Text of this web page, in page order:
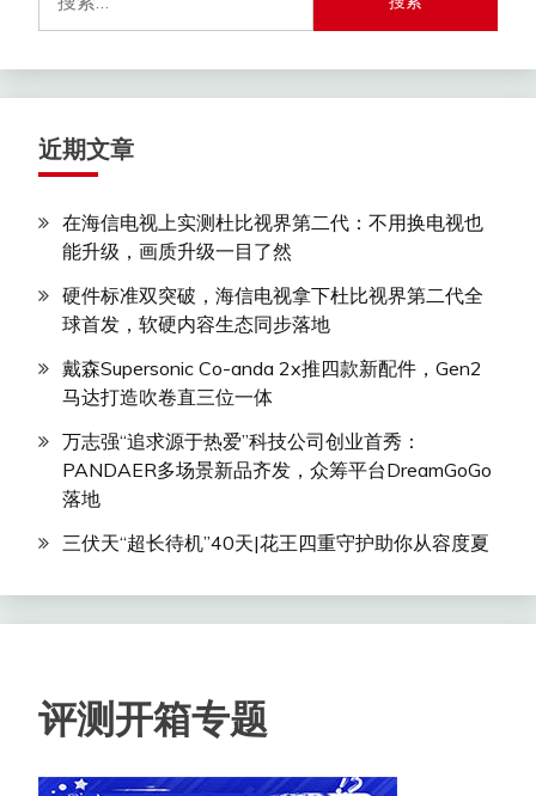
索：
近期文章
在海信电视上实测杜比视界第二代：不用换电视也
能升级，画质升级一目了然
硬件标准双突破，海信电视拿下杜比视界第二代全
球首发，软硬内容生态同步落地
戴森Supersonic Co-anda 2x推四款新配件，Gen2
马达打造吹卷直三位一体
万志强“追求源于热爱”科技公司创业首秀：
PANDAER多场景新品齐发，众筹平台DreamGoGo
落地
三伏天“超长待机”40天|花王四重守护助你从容度夏
评测开箱专题